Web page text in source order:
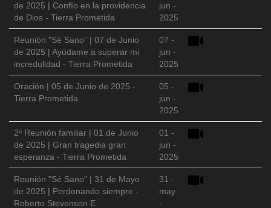
de 2025 | Confío en la providencia
de Dios - Tierra Prometida
jun -
2025
Reunión "Sé Sano" | 07 de Junio
de 2025 | Ayúdame a superar mi
incredulidad - Tierra Prometida
07 -
jun -
2025
Oración | 05 de Junio de 2025 -
Tierra Prometida
05 -
jun -
2025
2ª Reunión familiar | 01 de Junio
de 2025 | Gran tragedia gran
esperanza - Tierra Prometida
01 -
jun -
2025
Reunión "Sé Sano" | 31 de Mayo
de 2025 | Perdonando siempre -
Roberto Stevenson E.
31 -
may
-